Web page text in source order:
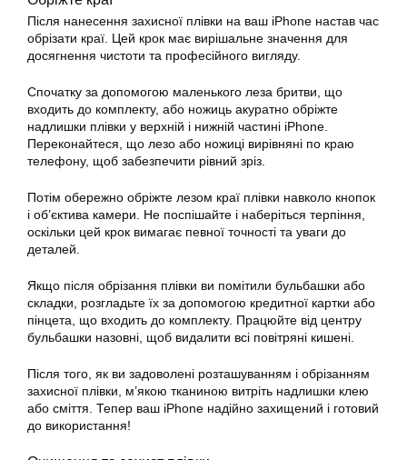
Після нанесення захисної плівки на ваш iPhone настав час
обрізати краї. Цей крок має вирішальне значення для
досягнення чистоти та професійного вигляду.
Спочатку за допомогою маленького леза бритви, що
входить до комплекту, або ножиць акуратно обріжте
надлишки плівки у верхній і нижній частині iPhone.
Переконайтеся, що лезо або ножиці вирівняні по краю
телефону, щоб забезпечити рівний зріз.
Потім обережно обріжте лезом краї плівки навколо кнопок
і об’єктива камери. Не поспішайте і наберіться терпіння,
оскільки цей крок вимагає певної точності та уваги до
деталей.
Якщо після обрізання плівки ви помітили бульбашки або
складки, розгладьте їх за допомогою кредитної картки або
пінцета, що входить до комплекту. Працюйте від центру
бульбашки назовні, щоб видалити всі повітряні кишені.
Після того, як ви задоволені розташуванням і обрізанням
захисної плівки, м’якою тканиною витріть надлишки клею
або сміття. Тепер ваш iPhone надійно захищений і готовий
до використання!